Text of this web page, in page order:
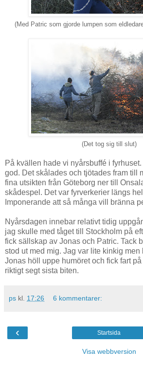
(Med Patric som gjorde lumpen som
(Det tog sig till slut)
På kvällen hade vi nyårsbuffé i
god. Det skålades och tjötades fram till
fina utsikten från Göteborg ner till
skådespel. Det var fyrverkerier längs
Imponerande att så många vill bränna
Nyårsdagen innebar relativt tidig
jag skulle med tåget till Stockholm på
fick sällskap av Jonas och Patric. Tack
stod ut med mig. Jag var lite kinkig men
Jonas höll uppe humöret och fick fart
riktigt segt sista biten.
ps kl. 17:26 6 kommentarer:
‹ Startsida
Visa webbversion